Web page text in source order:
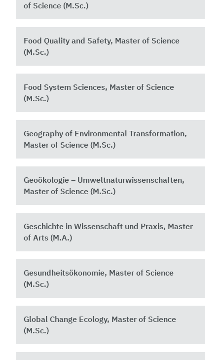
of Science (M.Sc.)
Food Quality and Safety, Master of Science
(M.Sc.)
Food System Sciences, Master of Science
(M.Sc.)
Geography of Environmental Transformation,
Master of Science (M.Sc.)
Geoökologie – Umweltnaturwissenschaften,
Master of Science (M.Sc.)
Geschichte in Wissenschaft und Praxis, Master
of Arts (M.A.)
Gesundheitsökonomie, Master of Science
(M.Sc.)
Global Change Ecology, Master of Science
(M.Sc.)